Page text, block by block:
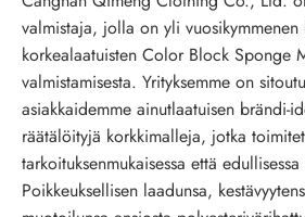
valmistaja, jolla on yli vuosikymmenen
korkealaatuisten Color Block Sponge
valmistamisesta. Yrityksemme on
asiakkaidemme ainutlaatuisen brändi-
räätälöityjä korkkimalleja, jotka
tarkoituksenmukaisessa että
Poikkeuksellisen laadunsa,